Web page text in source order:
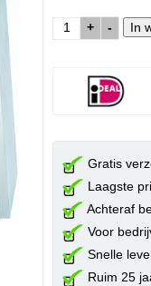
+ -
Gratis
Laagste
Achteraf
Voor
Snelle
Ruim 25